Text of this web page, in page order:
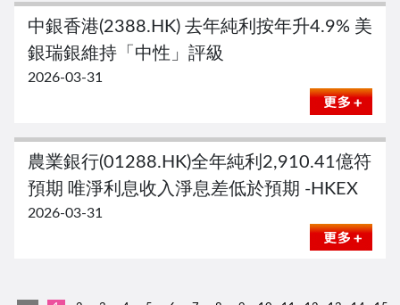
中銀香港(2388.HK) 去年純利按年升4.9% 美
銀瑞銀維持「中性」評級
2026-03-31
農業銀行(01288.HK)全年純利2,910.41億符
預期 唯淨利息收入淨息差低於預期 -HKEX
2026-03-31